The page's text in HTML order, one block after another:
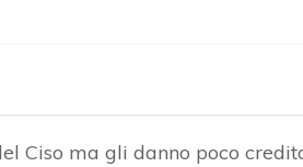
Ciso ma gli danno poco